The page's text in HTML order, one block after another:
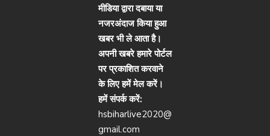
मीडिया द्वारा दबाया या
नजरअंदाज किया हुआ
खबर भी ले आता है।
अपनी खबरे हमारे पोर्टल
पर प्रकाशित करवाने
के लिए हमें मेल करें।
हमें संपर्क करें:
hsbiharlive2020@
gmail.com